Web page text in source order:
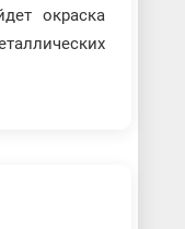
окраска